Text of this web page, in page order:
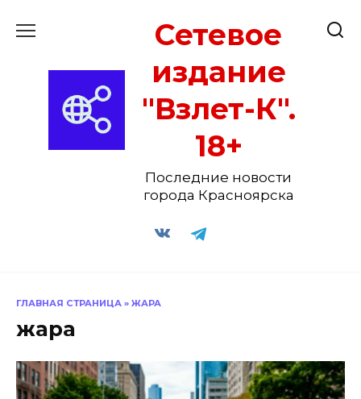
Сетевое
издание
"Взлет-К".
18+
Последние новости
города Красноярска
ГЛАВНАЯ СТРАНИЦА » ЖАРА
жара